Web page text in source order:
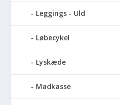
Leggings - Uld
Løbecykel
Lyskæde
Madkasse